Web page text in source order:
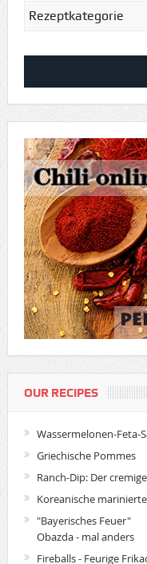
OUR RECIPES
Wassermelonen-Feta-
Griechische Pommes
Ranch-Dip: Der
Koreanische
"Bayerisches Feuer"
Obazda - mal anders
Fireballs - Feurige